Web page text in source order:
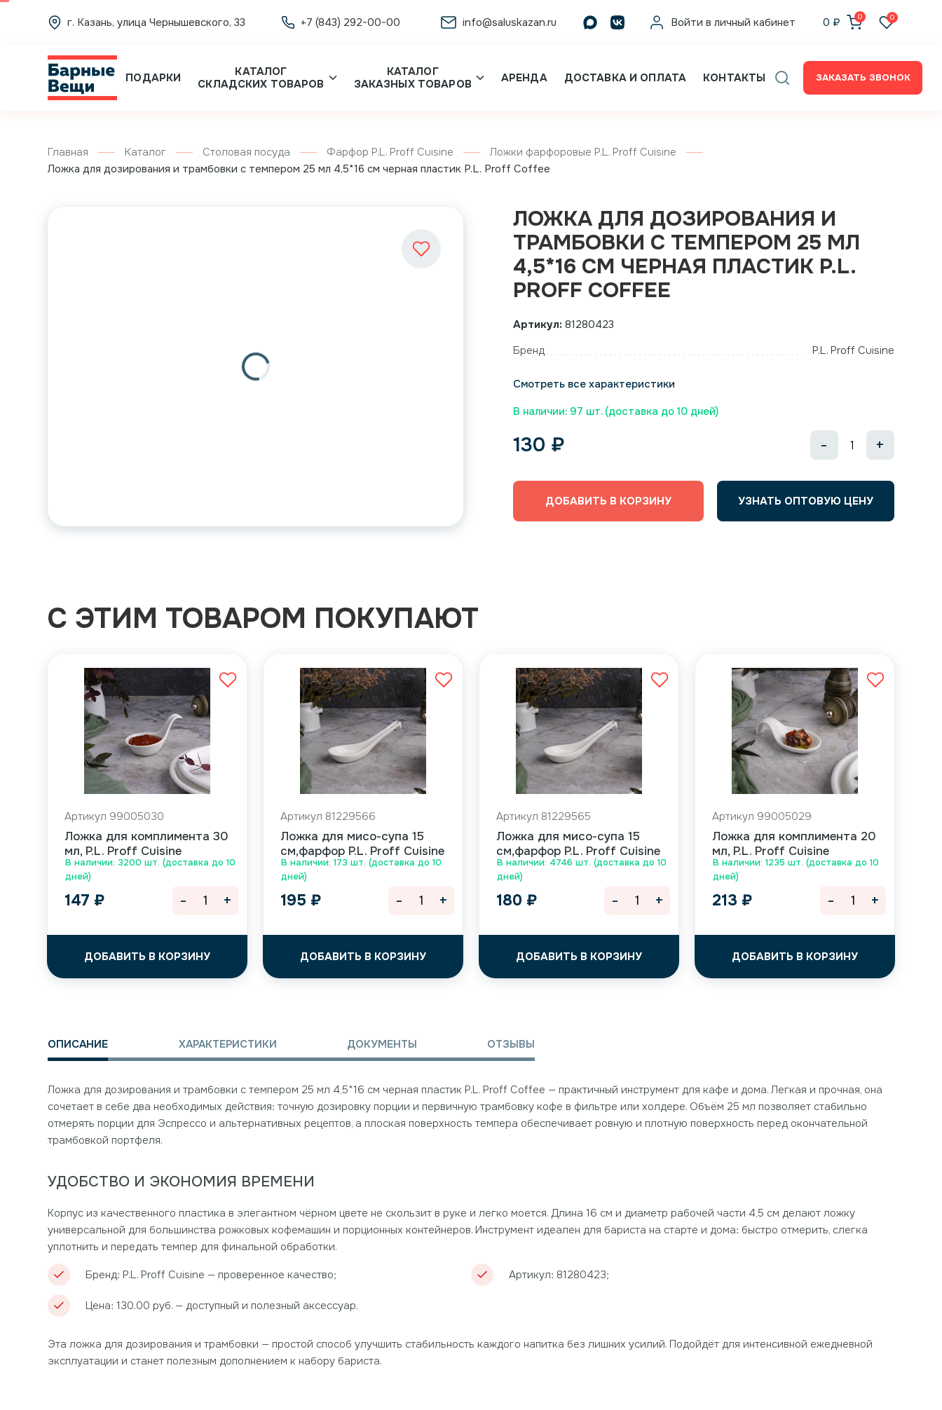
г. Казань, улица Чернышевского, 33 +7 (843) 292-00-00 info@saluskazan.ru Войти в личный кабинет 0 ₽ 0 0
ПОДАРКИ
КАТАЛОГ
СКЛАДСКИХ ТОВАРОВ
КАТАЛОГ
ЗАКАЗНЫХ ТОВАРОВ
АРЕНДА ДОСТАВКА И ОПЛАТА КОНТАКТЫ ЗАКАЗАТЬ ЗВОНОК
Главная Каталог Столовая посуда Фарфор P.L. Proff Cuisine
Ложки фарфоровые P.L. Proff Cuisine
Ложка для дозирования и трамбовки с темпером 25 мл 4,5*16 см черная пластик P.L. Proff Coffee
ЛОЖКА ДЛЯ ДОЗИРОВАНИЯ И
ТРАМБОВКИ С ТЕМПЕРОМ 25 МЛ
4,5*16 СМ ЧЕРНАЯ ПЛАСТИК P.L.
PROFF COFFEE
Артикул: 81280423
Бренд
P.L. Proff Cuisine
Смотреть все характеристики
В наличии: 97 шт. (доставка до 10 дней)
130 ₽ - +
ДОБАВИТЬ В КОРЗИНУ УЗНАТЬ ОПТОВУЮ ЦЕНУ
С ЭТИМ ТОВАРОМ ПОКУПАЮТ
В наличии: 3200 шт. (доставка до 10
дней)
Артикул 99005030
Ложка для комплимента 30
мл, P.L. Proff Cuisine
147 ₽
ДОБАВИТЬ В КОРЗИНУ
- +
В наличии: 173 шт. (доставка до 10
дней)
Артикул 81229566
Ложка для мисо-супа 15
см,фарфор P.L. Proff Cuisine
195 ₽
ДОБАВИТЬ В КОРЗИНУ
- +
В наличии: 4746 шт. (доставка до 10
дней)
Артикул 81229565
Ложка для мисо-супа 15
см,фарфор P.L. Proff Cuisine
180 ₽
ДОБАВИТЬ В КОРЗИНУ
- +
В наличии: 1235 шт. (доставка до 10
дней)
Артикул 99005029
Ложка для комплимента 20
мл, P.L. Proff Cuisine
213 ₽
ДОБАВИТЬ В КОРЗИНУ
- +
ОПИСАНИЕ ХАРАКТЕРИСТИКИ ДОКУМЕНТЫ ОТЗЫВЫ
Ложка для дозирования и трамбовки с темпером 25 мл 4,5*16 см черная пластик P.L. Proff Coffee — практичный инструмент для кафе и дома. Легкая и прочная, она
сочетает в себе два необходимых действия: точную дозировку порции и первичную трамбовку кофе в фильтре или холдере. Объём 25 мл позволяет стабильно
отмерять порции для Эспрессо и альтернативных рецептов, а плоская поверхность темпера обеспечивает ровную и плотную поверхность перед окончательной
трамбовкой портфеля.
УДОБСТВО И ЭКОНОМИЯ ВРЕМЕНИ
Корпус из качественного пластика в элегантном чёрном цвете не скользит в руке и легко моется. Длина 16 см и диаметр рабочей части 4,5 см делают ложку
универсальной для большинства рожковых кофемашин и порционных контейнеров. Инструмент идеален для бариста на старте и дома: быстро отмерить, слегка
уплотнить и передать темпер для финальной обработки.
Бренд: P.L. Proff Cuisine — проверенное качество;
Артикул: 81280423;
Цена: 130.00 руб. — доступный и полезный аксессуар.
Эта ложка для дозирования и трамбовки — простой способ улучшить стабильность каждого напитка без лишних усилий. Подойдёт для интенсивной ежедневной
эксплуатации и станет полезным дополнением к набору бариста.